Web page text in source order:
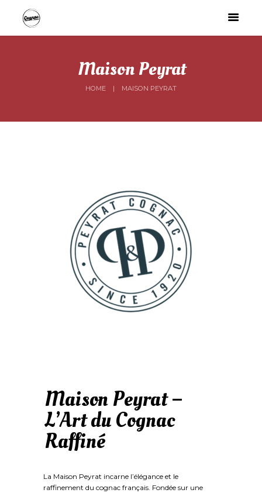
Maison Peyrat
HOME MAISON PEYRAT
Maison Peyrat –
L’Art du Cognac
Raffiné
La Maison Peyrat incarne l’élégance et le
raffinement du cognac français. Fondée sur une